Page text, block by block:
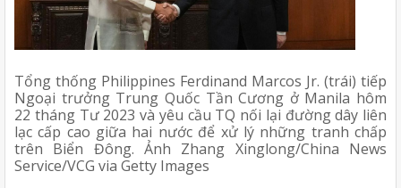
Tổng thống Philippines Ferdinand Marcos Jr. (trái) tiếp
Ngoại trưởng Trung Quốc Tần Cương ở Manila hôm
22 tháng Tư 2023 và yêu cầu TQ nối lại đường dây liên
lạc cấp cao giữa hai nước để xử lý những tranh chấp
trên Biển Đông. Ảnh Zhang Xinglong/China News
Service/VCG via Getty Images